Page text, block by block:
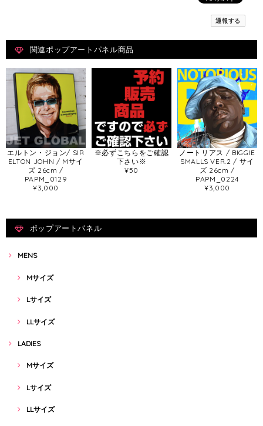
通報する
関連ポップアートパネル商品
エルトン・ジョン/ SIR
ELTON JOHN / Mサイ
ズ 26cm /
PAPM_0129
¥3,000
※必ずこちらをご確認
下さい※
¥50
ノートリアス / BIGGIE
SMALLS VER.2 / サイ
ズ 26cm /
PAPM_0224
¥3,000
ポップアートパネル
MENS
Mサイズ
Lサイズ
LLサイズ
LADIES
Mサイズ
Lサイズ
LLサイズ